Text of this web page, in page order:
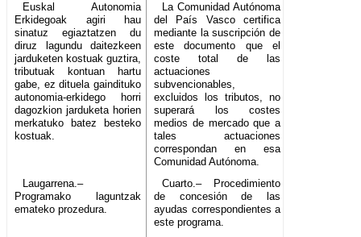
Euskal Autonomia
Erkidegoak agiri hau
sinatuz egiaztatzen du
diruz lagundu daitezkeen
jarduketen kostuak guztira,
tributuak kontuan hartu
gabe, ez dituela gaindituko
autonomia-erkidego horri
dagozkion jarduketa horien
merkatuko batez besteko
kostuak.
La Comunidad Autónoma
del País Vasco certifica
mediante la suscripción de
este documento que el
coste total de las
actuaciones
subvencionables,
excluidos los tributos, no
superará los costes
medios de mercado que a
tales actuaciones
correspondan en esa
Comunidad Autónoma.
Laugarrena.–
Programako laguntzak
emateko prozedura.
Cuarto.– Procedimiento
de concesión de las
ayudas correspondientes a
este programa.